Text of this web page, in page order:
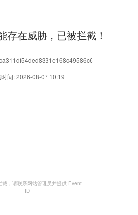
存在威胁，已被拦截！
时间: 2026-08-07 10:19
截，请联系网站管理员并提供 Event
ID